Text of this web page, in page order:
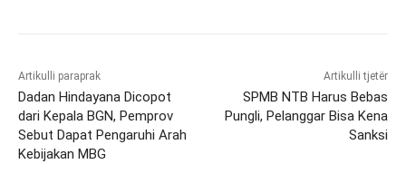
Artikulli paraprak
Dadan Hindayana Dicopot
dari Kepala BGN, Pemprov
Sebut Dapat Pengaruhi Arah
Kebijakan MBG
Artikulli tjetër
SPMB NTB Harus Bebas
Pungli, Pelanggar Bisa Kena
Sanksi